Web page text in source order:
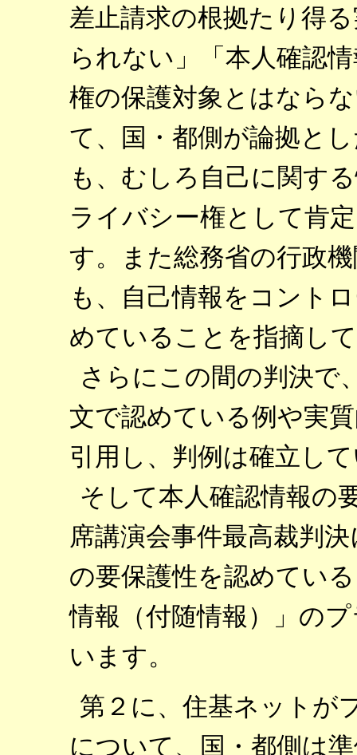
差止請求の根拠たり得
られない」「本人確認
権の保護対象とはなら
て、国・都側が論拠と
も、むしろ自己に関す
ライバシー権として肯
す。また総務省の行政
も、自己情報をコント
めていることを指摘し
さらにこの間の判決で
文で認めている例や実
引用し、判例は確立し
そして本人確認情報の
席講演会事件最高裁判
の要保護性を認めてい
情報（付随情報）」の
います。
第２に、住基ネットが
について、国・都側は